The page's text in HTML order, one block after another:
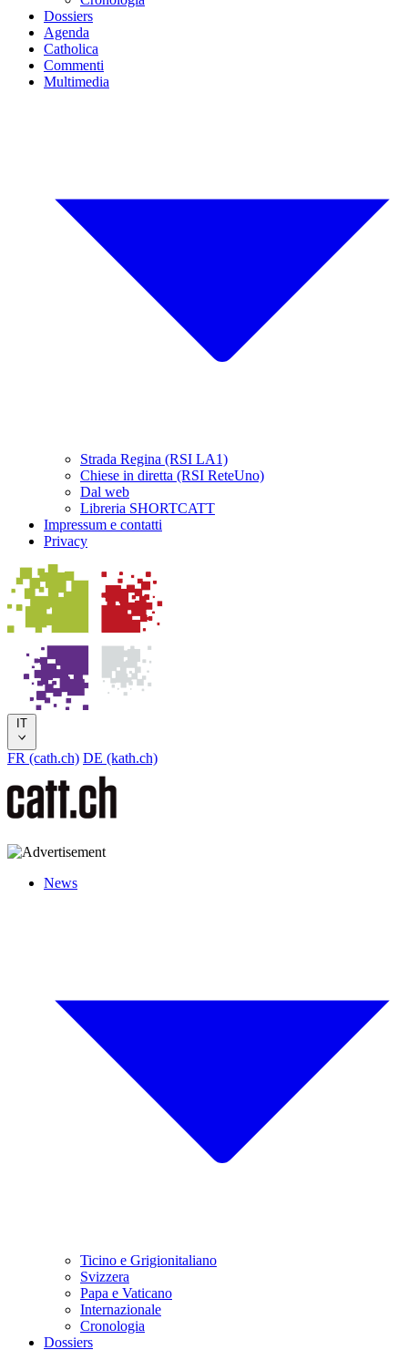
Dossiers
Agenda
Catholica
Commenti
Multimedia
Strada Regina (RSI LA1)
Chiese in diretta (RSI ReteUno)
Dal web
Libreria SHORTCATT
Impressum e contatti
Privacy
IT
FR (cath.ch) DE (kath.ch)
News
Ticino e Grigionitaliano
Svizzera
Papa e Vaticano
Internazionale
Cronologia
Dossiers